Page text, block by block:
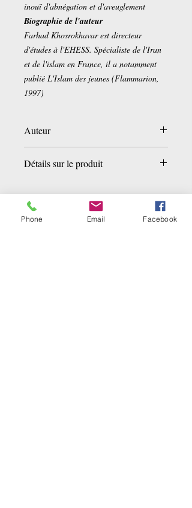
inouï d'abnégation et d'aveuglement
Biographie de l'auteur
Farhad Khosrokhavar est directeur
d'études à l'EHESS. Spécialiste de l'Iran
et de l'islam en France, il a notamment
publié L'Islam des jeunes (Flammarion,
1997)
Auteur
Détails sur le produit
Editeur :
Flammarion (5 septembre
2003)
Collection : Champs
Phone Email Facebook